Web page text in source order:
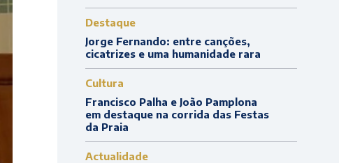
Destaque
Jorge Fernando: entre canções,
cicatrizes e uma humanidade rara
Cultura
Francisco Palha e João Pamplona
em destaque na corrida das Festas
da Praia
Actualidade